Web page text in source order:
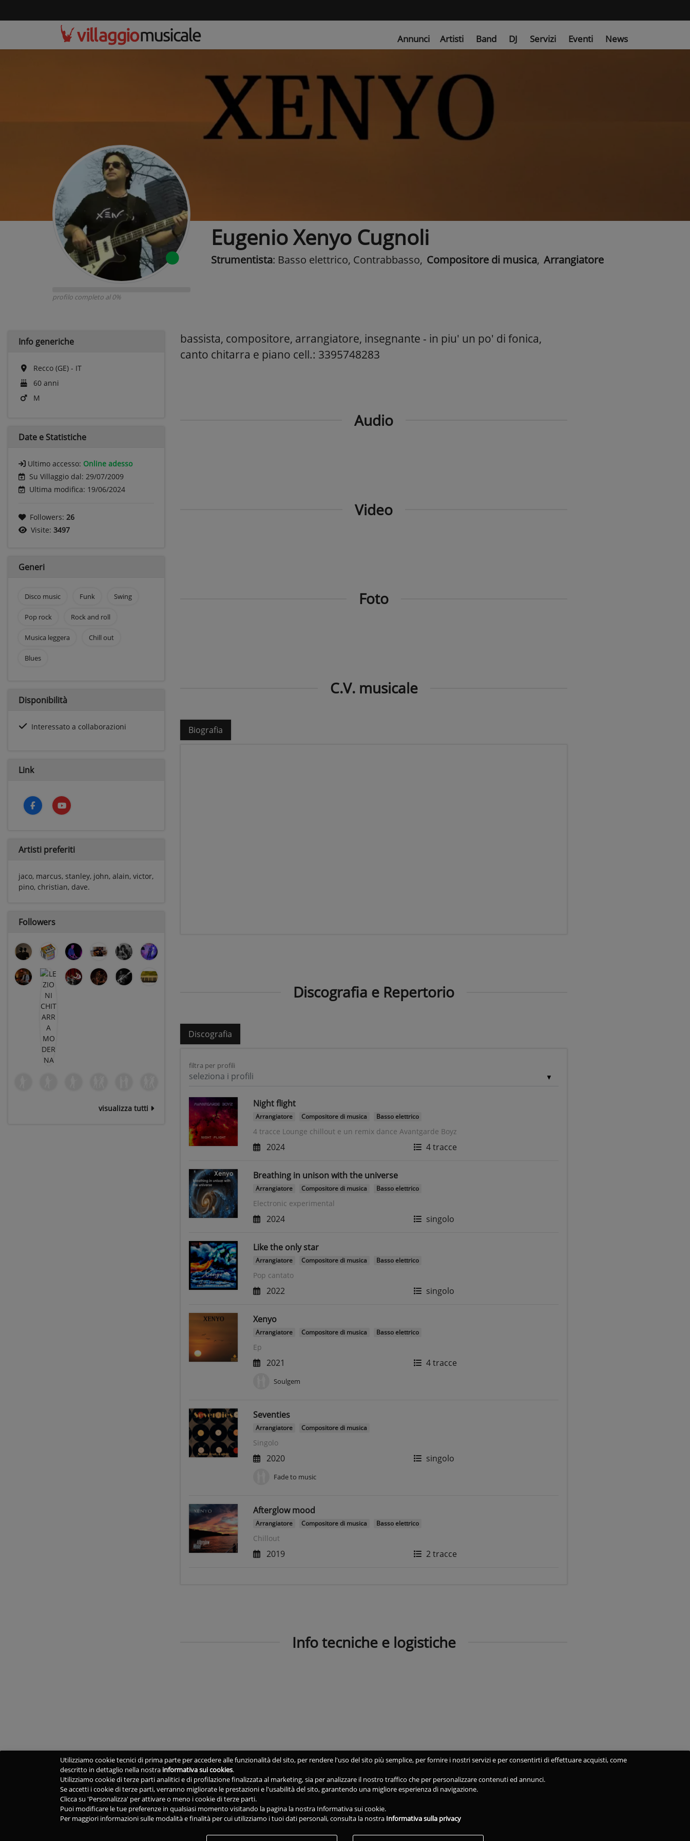
Annunci Artisti Band DJ Servizi Eventi News
profilo completo al 0%
Eugenio Xenyo Cugnoli
Strumentista: Basso elettrico, Contrabbasso, Compositore di musica, Arrangiatore
Info generiche
Recco (GE) - IT
60 anni
M
Date e Statistiche
Ultimo accesso: Online adesso
Su Villaggio dal: 29/07/2009
Ultima modifica: 19/06/2024
Followers: 26
Visite: 3497
Generi
Disco music Funk Swing
Pop rock Rock and roll
Musica leggera Chill out
Blues
Disponibilità
Interessato a collaborazioni
Link
Artisti preferiti
jaco, marcus, stanley, john, alain, victor,
pino, christian, dave.
Followers
visualizza tutti
bassista, compositore, arrangiatore, insegnante - in piu' un po' di fonica,
canto chitarra e piano cell.: 3395748283
Audio
Video
Foto
C.V. musicale
Biografia
Discografia e Repertorio
Discografia
filtra per profili
seleziona i profili
Night flight
Arrangiatore Compositore di musica Basso elettrico
4 tracce Lounge chillout e un remix dance Avantgarde Boyz
2024 4 tracce
Breathing in unison with the universe
Arrangiatore Compositore di musica Basso elettrico
Electronic experimental
2024 singolo
Like the only star
Arrangiatore Compositore di musica Basso elettrico
Pop cantato
2022 singolo
Xenyo
Arrangiatore Compositore di musica Basso elettrico
Ep
2021 4 tracce
Soulgem
Seventies
Arrangiatore Compositore di musica
Singolo
2020 singolo
Fade to music
Afterglow mood
Arrangiatore Compositore di musica Basso elettrico
Chillout
2019 2 tracce
Info tecniche e logistiche
Utilizziamo cookie tecnici di prima parte per accedere alle funzionalità del sito, per rendere l'uso del sito più semplice, per fornire i nostri servizi e per consentirti di effettuare acquisti, come
descritto in dettaglio nella nostra informativa sui cookies.
Utilizziamo cookie di terze parti analitici e di profilazione finalizzata al marketing, sia per analizzare il nostro traffico che per personalizzare contenuti ed annunci.
Se accetti i cookie di terze parti, verranno migliorate le prestazioni e l'usabilità del sito, garantendo una migliore esperienza di navigazione.
Clicca su 'Personalizza' per attivare o meno i cookie di terze parti.
Puoi modificare le tue preferenze in qualsiasi momento visitando la pagina la nostra Informativa sui cookie.
Per maggiori informazioni sulle modalità e finalità per cui utilizziamo i tuoi dati personali, consulta la nostra Informativa sulla privacy